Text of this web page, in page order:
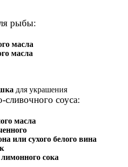
рыбы:
масла
масла
для украшения
сливочного соуса:
масла
или сухого белого вина
сока